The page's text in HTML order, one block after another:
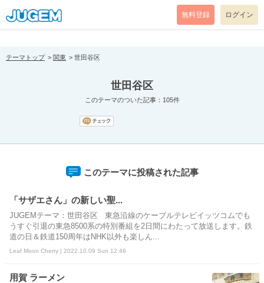
[pear_error: message="Success" code=0 mode=return level=notice
prefix="" info=""]
無料登録 ログイン
テーマトップ 関東 世田谷区
世田谷区
このテーマのついた記事：105件
このテーマに投稿された記事
「サザエさん」の新しい聖...
JUGEMテーマ：世田谷区 東急沿線のケーブルテレビイッツコムでも
うすぐ引退の東急8500系の特別番組を2日間にわたって放送します。鉄
道の日＆鉄道150周年はNHK以外も楽しん...
Leaf Moon Cherry | 2022.10.09 Sun 12:46
用賀 ラーメン